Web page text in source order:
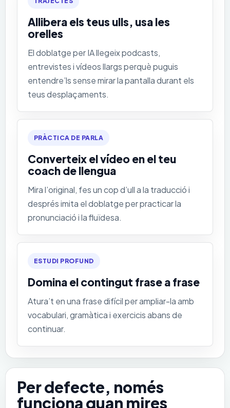
Allibera els teus ulls, usa les
orelles
El doblatge per IA llegeix podcasts,
entrevistes i vídeos llargs perquè puguis
entendre’ls sense mirar la pantalla durant els
teus desplaçaments.
PRÀCTICA DE PARLA
Converteix el vídeo en el teu
coach de llengua
Mira l’original, fes un cop d’ull a la traducció i
després imita el doblatge per practicar la
pronunciació i la fluïdesa.
ESTUDI PROFUND
Domina el contingut frase a frase
Atura’t en una frase difícil per ampliar-la amb
vocabulari, gramàtica i exercicis abans de
continuar.
Per defecte, només
funciona quan mires